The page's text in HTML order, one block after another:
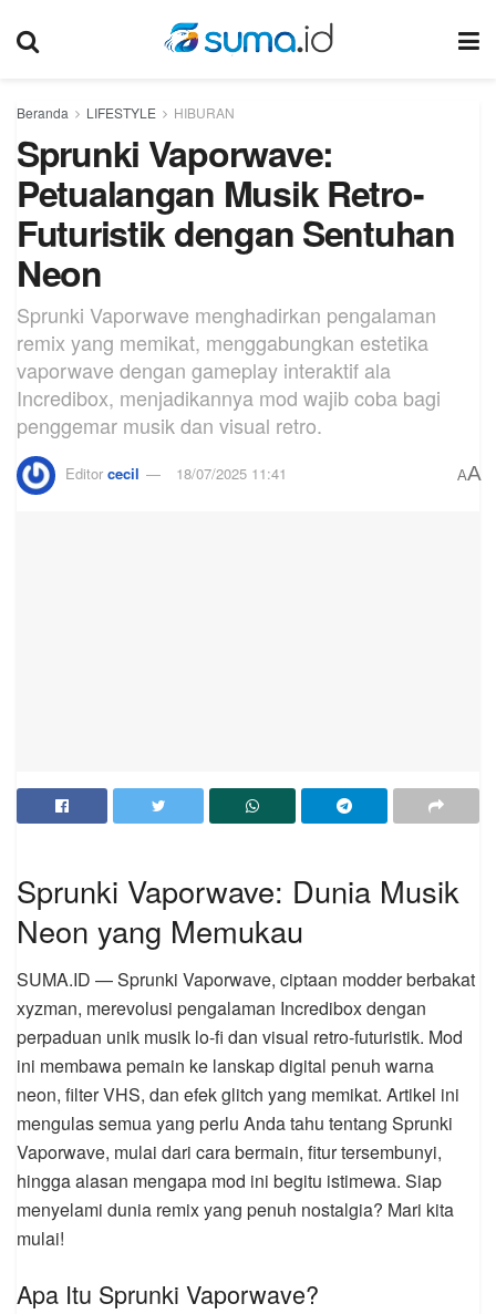
Beranda LIFESTYLE HIBURAN
Sprunki Vaporwave:
Petualangan Musik Retro-
Futuristik dengan Sentuhan
Neon
Sprunki Vaporwave menghadirkan pengalaman
remix yang memikat, menggabungkan estetika
vaporwave dengan gameplay interaktif ala
Incredibox, menjadikannya mod wajib coba bagi
penggemar musik dan visual retro.
Editor cecil 18/07/2025 11:41 AA
Sprunki Vaporwave: Dunia Musik
Neon yang Memukau
SUMA.ID — Sprunki Vaporwave, ciptaan modder berbakat
xyzman, merevolusi pengalaman Incredibox dengan
perpaduan unik musik lo-fi dan visual retro-futuristik. Mod
ini membawa pemain ke lanskap digital penuh warna
neon, filter VHS, dan efek glitch yang memikat. Artikel ini
mengulas semua yang perlu Anda tahu tentang Sprunki
Vaporwave, mulai dari cara bermain, fitur tersembunyi,
hingga alasan mengapa mod ini begitu istimewa. Siap
menyelami dunia remix yang penuh nostalgia? Mari kita
mulai!
Apa Itu Sprunki Vaporwave?